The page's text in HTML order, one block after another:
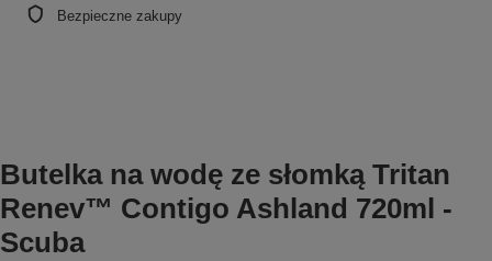
Bezpieczne zakupy
Butelka na wodę ze słomką Tritan
Renev™ Contigo Ashland 720ml -
Scuba